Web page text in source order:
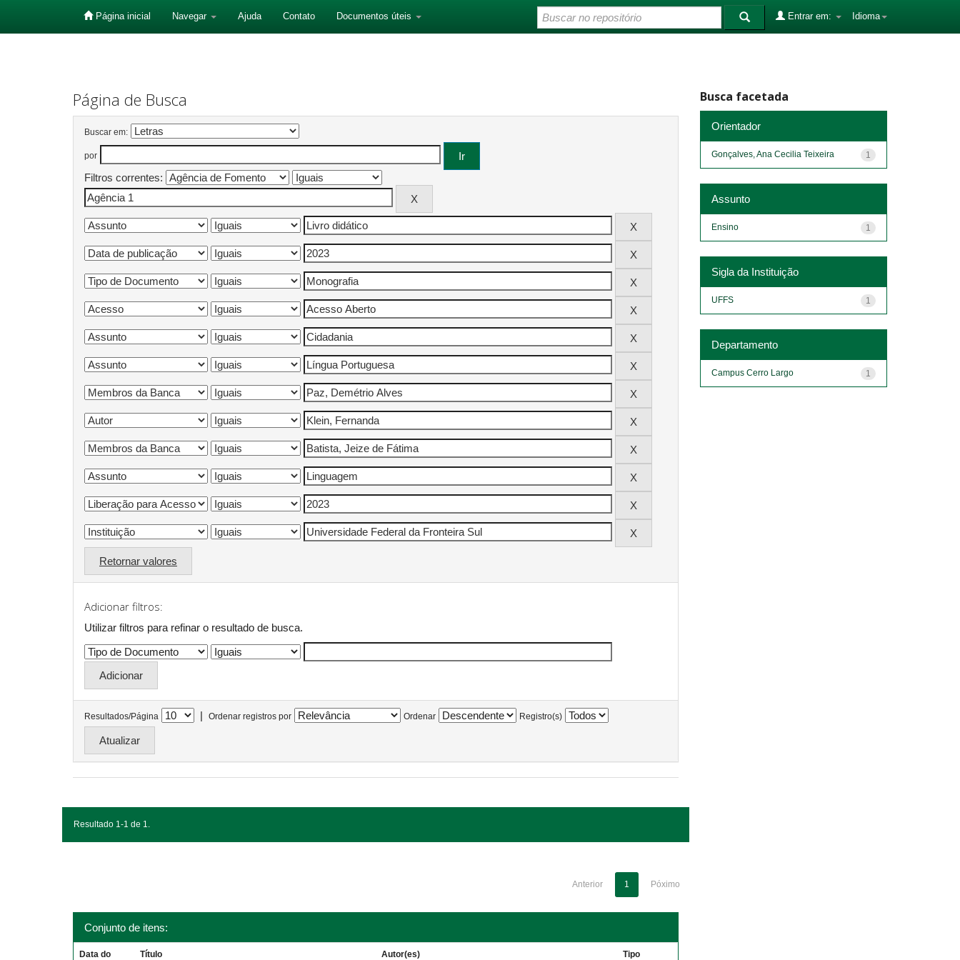
Página inicial Navegar Ajuda Contato Documentos úteis Idioma
Entrar em:
Página de Busca
Buscar em:
por
Filtros correntes:
Retornar valores
Adicionar filtros:
Utilizar filtros para refinar o resultado de busca.
Resultados/Página | Ordenar registros por Ordenar Registro(s)
Resultado 1-1 de 1.
Anterior 1 Póximo
Conjunto de itens:
Data do Título Autor(es) Tipo
Busca facetada
Orientador
1
Gonçalves, Ana Cecilia Teixeira
Assunto
1
Ensino
Sigla da Instituição
1
UFFS
Departamento
1
Campus Cerro Largo